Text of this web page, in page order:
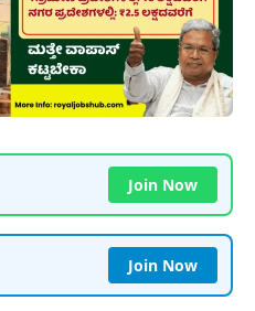
Join Now
Join Now